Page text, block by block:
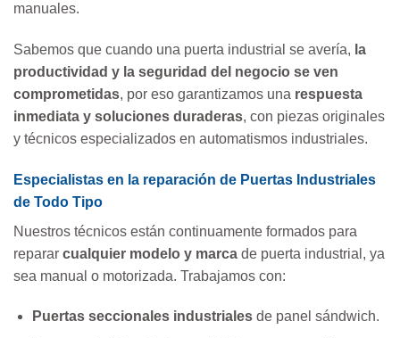
manuales.
Sabemos que cuando una puerta industrial se avería, la
productividad y la seguridad del negocio se ven
comprometidas, por eso garantizamos una respuesta
inmediata y soluciones duraderas, con piezas originales
y técnicos especializados en automatismos industriales.
Especialistas en la reparación de Puertas Industriales
de Todo Tipo
Nuestros técnicos están continuamente formados para
reparar cualquier modelo y marca de puerta industrial, ya
sea manual o motorizada. Trabajamos con:
Puertas seccionales industrialesde panel sándwich.